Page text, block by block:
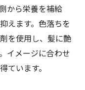
から栄養を補給
えます。色落ちを
を使用し、髪に艶
イメージに合わせ
ています。